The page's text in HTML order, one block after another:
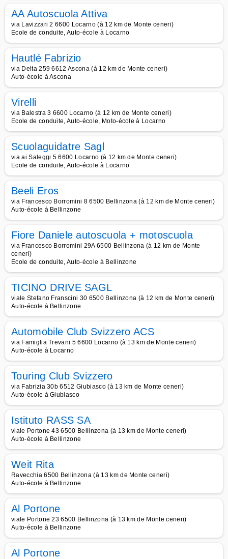
AA Autoscuola Attiva
via Lavizzari 2 6600 Locarno (à 12 km de Monte ceneri)
Ecole de conduite, Auto-école à Locarno
Hautlé Fabrizio
via Delta 259 6612 Ascona (à 12 km de Monte ceneri)
Auto-école à Ascona
Virelli
via Balestra 3 6600 Locarno (à 12 km de Monte ceneri)
Ecole de conduite, Auto-école, Moto-école à Locarno
Scuolaguidatre Sagl
via ai Saleggi 5 6600 Locarno (à 12 km de Monte ceneri)
Ecole de conduite, Auto-école à Locarno
Beeli Eros
via Francesco Borromini 8 6500 Bellinzona (à 12 km de Monte ceneri)
Auto-école à Bellinzone
Fiore Daniele autoscuola + motoscuola
via Francesco Borromini 29A 6500 Bellinzona (à 12 km de Monte
ceneri)
Ecole de conduite, Auto-école à Bellinzone
TICINO DRIVE SAGL
viale Stefano Franscini 30 6500 Bellinzona (à 12 km de Monte ceneri)
Auto-école à Bellinzone
Automobile Club Svizzero ACS
via Famiglia Trevani 5 6600 Locarno (à 13 km de Monte ceneri)
Auto-école à Locarno
Touring Club Svizzero
via Fabrizia 30b 6512 Giubiasco (à 13 km de Monte ceneri)
Auto-école à Giubiasco
Istituto RASS SA
viale Portone 43 6500 Bellinzona (à 13 km de Monte ceneri)
Auto-école à Bellinzone
Weit Rita
Ravecchia 6500 Bellinzona (à 13 km de Monte ceneri)
Auto-école à Bellinzone
Al Portone
viale Portone 23 6500 Bellinzona (à 13 km de Monte ceneri)
Auto-école à Bellinzone
Al Portone